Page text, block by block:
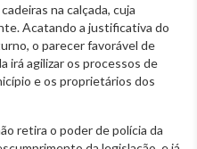
na calçada, cuja
Acatando a justificativa do
o parecer favorável de
irá agilizar os processos de
e os proprietários dos
retira o poder de polícia da